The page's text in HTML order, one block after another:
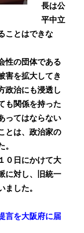
長は公
平中立
ことはできな
性の団体である
害を拡大してき
政治にも浸透し
も関係を持った
ってはならない
とは、政治家の
０日にかけて大
に対し、旧統一
した。
言を大阪府に届